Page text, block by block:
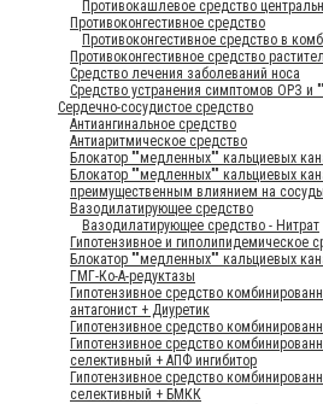
Противокашлевое средство
Противоконгестивное средство
Противоконгестивное средство в
Противоконгестивное средство
Средство лечения заболеваний носа
Средство устранения симптомов ОРЗ и
Сердечно-сосудистое средство
Антиангинальное средство
Антиаритмическое средство
Блокатор ""медленных"" кальциевых
Блокатор ""медленных"" кальциевых
преимущественным влиянием на
Вазодилатирующее средство
Вазодилатирующее средство - Нитрат
Гипотензивное и гиполипидемическое
Блокатор ""медленных"" кальциевых
ГМГ-Ко-А-редуктазы
Гипотензивное средство
антагонист + Диуретик
Гипотензивное средство
Гипотензивное средство
селективный + АПФ ингибитор
Гипотензивное средство
селективный + БМКК